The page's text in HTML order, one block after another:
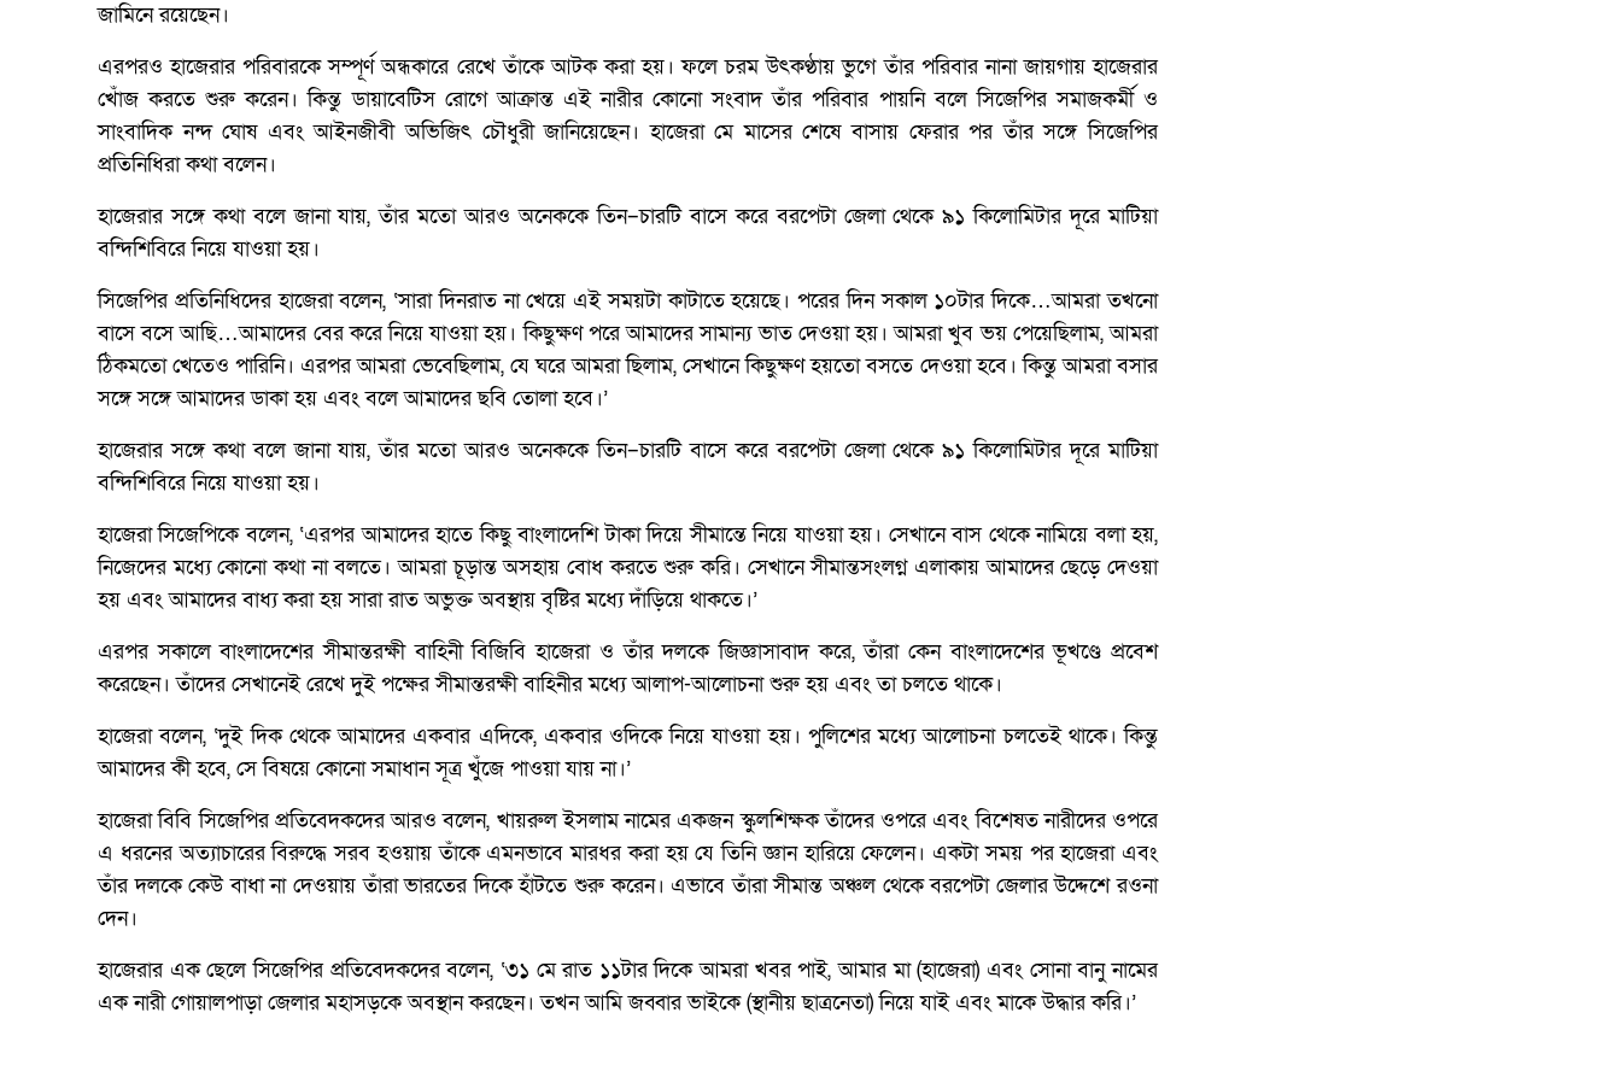
জামিনে রয়েছেন।
এরপরও হাজেরার পরিবারকে সম্পূর্ণ অন্ধকারে রেখে তাঁকে আটক করা হয়। ফলে চরম উৎকণ্ঠায় ভুগে তাঁর পরিবার নানা জায়গায় হাজেরার
খোঁজ করতে শুরু করেন। কিন্তু ডায়াবেটিস রোগে আক্রান্ত এই নারীর কোনো সংবাদ তাঁর পরিবার পায়নি বলে সিজেপির সমাজকর্মী ও
সাংবাদিক নন্দ ঘোষ এবং আইনজীবী অভিজিৎ চৌধুরী জানিয়েছেন। হাজেরা মে মাসের শেষে বাসায় ফেরার পর তাঁর সঙ্গে সিজেপির
প্রতিনিধিরা কথা বলেন।
হাজেরার সঙ্গে কথা বলে জানা যায়, তাঁর মতো আরও অনেককে তিন–চারটি বাসে করে বরপেটা জেলা থেকে ৯১ কিলোমিটার দূরে মাটিয়া
বন্দিশিবিরে নিয়ে যাওয়া হয়।
সিজেপির প্রতিনিধিদের হাজেরা বলেন, ‘সারা দিনরাত না খেয়ে এই সময়টা কাটাতে হয়েছে। পরের দিন সকাল ১০টার দিকে…আমরা তখনো
বাসে বসে আছি…আমাদের বের করে নিয়ে যাওয়া হয়। কিছুক্ষণ পরে আমাদের সামান্য ভাত দেওয়া হয়। আমরা খুব ভয় পেয়েছিলাম, আমরা
ঠিকমতো খেতেও পারিনি। এরপর আমরা ভেবেছিলাম, যে ঘরে আমরা ছিলাম, সেখানে কিছুক্ষণ হয়তো বসতে দেওয়া হবে। কিন্তু আমরা বসার
সঙ্গে সঙ্গে আমাদের ডাকা হয় এবং বলে আমাদের ছবি তোলা হবে।’
হাজেরার সঙ্গে কথা বলে জানা যায়, তাঁর মতো আরও অনেককে তিন–চারটি বাসে করে বরপেটা জেলা থেকে ৯১ কিলোমিটার দূরে মাটিয়া
বন্দিশিবিরে নিয়ে যাওয়া হয়।
হাজেরা সিজেপিকে বলেন, ‘এরপর আমাদের হাতে কিছু বাংলাদেশি টাকা দিয়ে সীমান্তে নিয়ে যাওয়া হয়। সেখানে বাস থেকে নামিয়ে বলা হয়,
নিজেদের মধ্যে কোনো কথা না বলতে। আমরা চূড়ান্ত অসহায় বোধ করতে শুরু করি। সেখানে সীমান্তসংলগ্ন এলাকায় আমাদের ছেড়ে দেওয়া
হয় এবং আমাদের বাধ্য করা হয় সারা রাত অভুক্ত অবস্থায় বৃষ্টির মধ্যে দাঁড়িয়ে থাকতে।’
এরপর সকালে বাংলাদেশের সীমান্তরক্ষী বাহিনী বিজিবি হাজেরা ও তাঁর দলকে জিজ্ঞাসাবাদ করে, তাঁরা কেন বাংলাদেশের ভূখণ্ডে প্রবেশ
করেছেন। তাঁদের সেখানেই রেখে দুই পক্ষের সীমান্তরক্ষী বাহিনীর মধ্যে আলাপ-আলোচনা শুরু হয় এবং তা চলতে থাকে।
হাজেরা বলেন, ‘দুই দিক থেকে আমাদের একবার এদিকে, একবার ওদিকে নিয়ে যাওয়া হয়। পুলিশের মধ্যে আলোচনা চলতেই থাকে। কিন্তু
আমাদের কী হবে, সে বিষয়ে কোনো সমাধান সূত্র খুঁজে পাওয়া যায় না।’
হাজেরা বিবি সিজেপির প্রতিবেদকদের আরও বলেন, খায়রুল ইসলাম নামের একজন স্কুলশিক্ষক তাঁদের ওপরে এবং বিশেষত নারীদের ওপরে
এ ধরনের অত্যাচারের বিরুদ্ধে সরব হওয়ায় তাঁকে এমনভাবে মারধর করা হয় যে তিনি জ্ঞান হারিয়ে ফেলেন। একটা সময় পর হাজেরা এবং
তাঁর দলকে কেউ বাধা না দেওয়ায় তাঁরা ভারতের দিকে হাঁটতে শুরু করেন। এভাবে তাঁরা সীমান্ত অঞ্চল থেকে বরপেটা জেলার উদ্দেশে রওনা
দেন।
হাজেরার এক ছেলে সিজেপির প্রতিবেদকদের বলেন, ‘৩১ মে রাত ১১টার দিকে আমরা খবর পাই, আমার মা (হাজেরা) এবং সোনা বানু নামের
এক নারী গোয়ালপাড়া জেলার মহাসড়কে অবস্থান করছেন। তখন আমি জব্বার ভাইকে (স্থানীয় ছাত্রনেতা) নিয়ে যাই এবং মাকে উদ্ধার করি।’